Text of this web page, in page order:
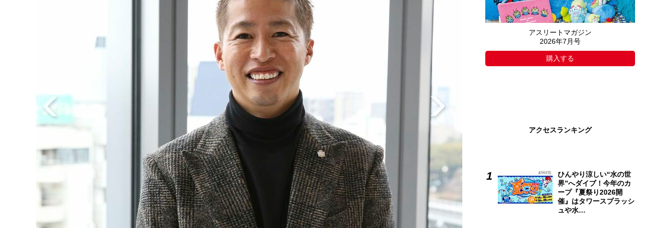
アスリートマガジン
2026年7月号
購入する
アクセスランキング
ひんやり涼しい“水の世
界”へダイブ！今年のカ
ープ『夏祭り2026開
催』はタワースプラッシ
ュや水…